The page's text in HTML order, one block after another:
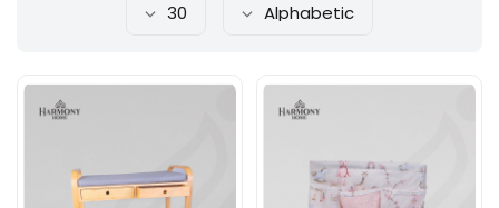
Alphabetic
30